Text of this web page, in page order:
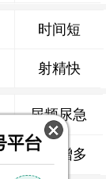
时间短
射精快
尿频尿急
夜尿增多